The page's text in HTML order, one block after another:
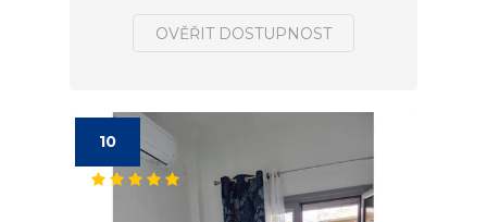
OVĚŘIT DOSTUPNOST
10